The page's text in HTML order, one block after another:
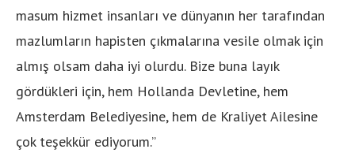
masum hizmet insanları ve dünyanın her tarafından
mazlumların hapisten çıkmalarına vesile olmak için
almış olsam daha iyi olurdu. Bize buna layık
gördükleri için, hem Hollanda Devletine, hem
Amsterdam Belediyesine, hem de Kraliyet Ailesine
çok teşekkür ediyorum.”